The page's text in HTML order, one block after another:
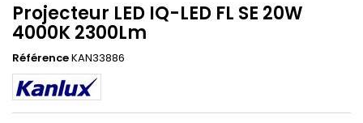
Projecteur LED IQ-LED FL SE 20W
4000K 2300Lm
RéférenceKAN33886